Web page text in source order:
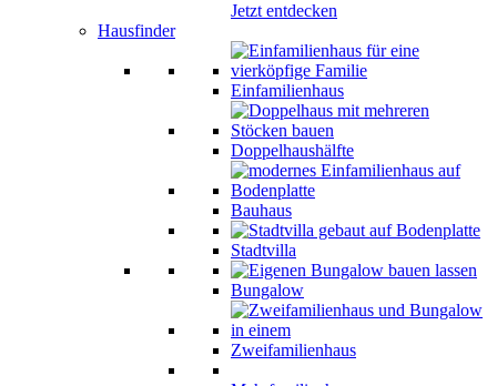
Jetzt entdecken
Hausfinder
Einfamilienhaus
Doppelhaushälfte
Bauhaus
Stadtvilla
Bungalow
Zweifamilienhaus